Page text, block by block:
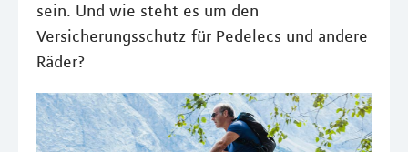
sein. Und wie steht es um den
Versicherungsschutz für Pedelecs und andere
Räder?